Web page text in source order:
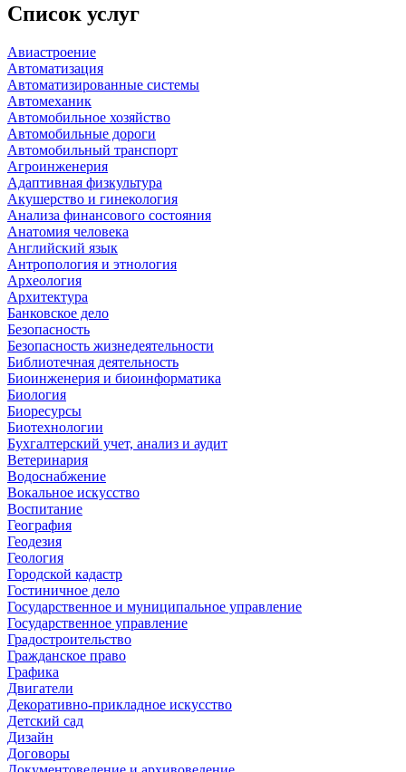
Список услуг
Авиастроение
Автоматизация
Автоматизированные системы
Автомеханик
Автомобильное хозяйство
Автомобильные дороги
Автомобильный транспорт
Агроинженерия
Адаптивная физкультура
Акушерство и гинекология
Анализа финансового состояния
Анатомия человека
Английский язык
Антропология и этнология
Археология
Архитектура
Банковское дело
Безопасность
Безопасность жизнедеятельности
Библиотечная деятельность
Биоинженерия и биоинформатика
Биология
Биоресурсы
Биотехнологии
Бухгалтерский учет, анализ и аудит
Ветеринария
Водоснабжение
Вокальное искусство
Воспитание
География
Геодезия
Геология
Городской кадастр
Гостиничное дело
Государственное и муниципальное управление
Государственное управление
Градостроительство
Гражданское право
Графика
Двигатели
Декоративно-прикладное искусство
Детский сад
Дизайн
Договоры